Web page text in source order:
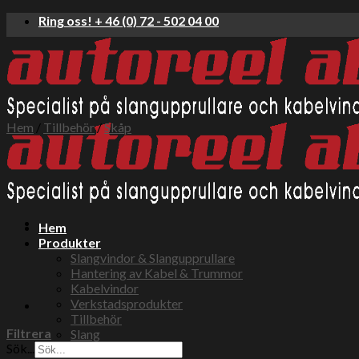
Skip
to
content
Ring oss! + 46 (0) 72 - 502 04 00
Hem
Produkter
Slangvindor & Slangupprullare
Hantering av Kabel & Trummor
Kabelvindor
Verkstadsprodukter
Tillbehör
Slang
Hem / Tillbehör/Skåp
Filtrera
Sök...